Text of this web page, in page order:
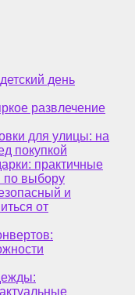
день
развлечение
для улицы: на
покупкой
практичные
по выбору
и
от